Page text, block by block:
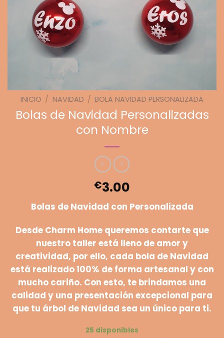
INICIO / NAVIDAD / BOLA NAVIDAD PERSONALIZADA
Bolas de Navidad Personalizadas
con Nombre
€3.00
Bolas de Navidad con Personalizada
Desde Charm Home queremos contarte que
nuestro taller está lleno de amor y
creatividad, por ello, cada bola de Navidad
está realizado 100% de forma artesanal y con
mucho cariño. Con esto, te brindamos una
calidad y una presentación excepcional para
que tu árbol de Navidad sea un único para ti.
25 disponibles